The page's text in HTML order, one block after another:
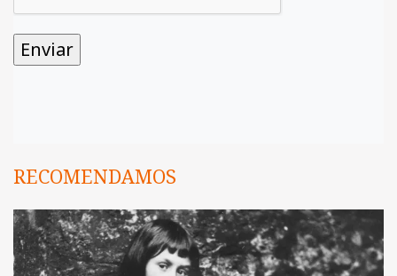
RECOMENDAMOS